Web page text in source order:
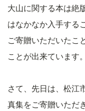
大山に関する本は絶
はなかなか入手する
ご寄贈いただいたこ
ことが出来ています
さて、先日は、松江
真集をご寄贈いただ